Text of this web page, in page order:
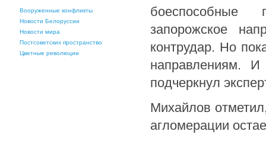
Вооруженные конфликты
Новости Белоруссии
Новости мира
Постсоветских пространство
Цветные революции
боеспособные
запорожское
контрудар. Но
направлениям.
подчеркнул
Михайлов
агломерации